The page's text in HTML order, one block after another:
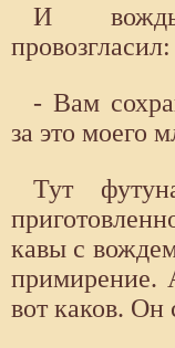
И вождь
провозгласил:
- Вам
за это моего
Тут
кавы с
примирение.
вот каков. Он